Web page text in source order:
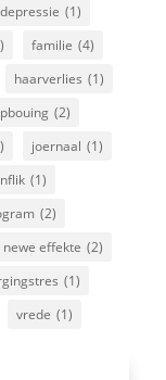
depressie (1)
familie (4)
haarverlies (1)
(2)
joernaal (1)
(1)
(2)
newe effekte (2)
(1)
vrede (1)